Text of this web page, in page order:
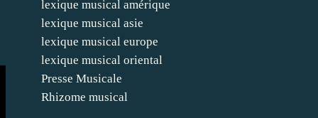
lexique musical amérique
lexique musical asie
lexique musical europe
lexique musical oriental
Presse Musicale
Rhizome musical